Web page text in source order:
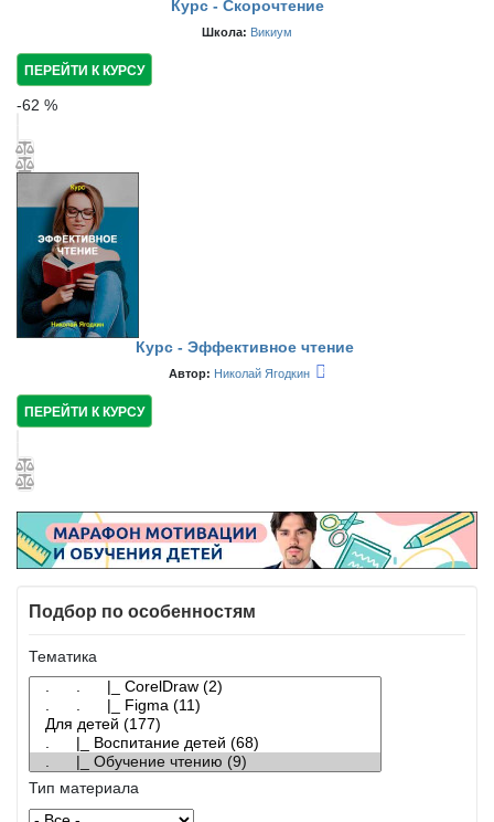
Подбор по особенностям
Тематика
Тип материала
Курс - Скорочтение
Школа: Викиум
ПЕРЕЙТИ К КУРСУ
-62 %
Курс - Эффективное чтение
Автор: Николай Ягодкин
ПЕРЕЙТИ К КУРСУ